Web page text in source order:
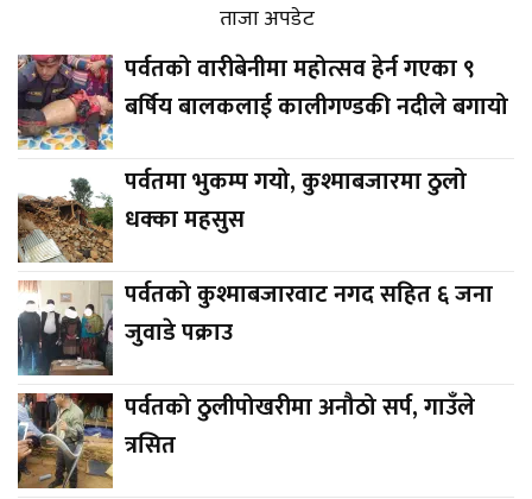
ताजा अपडेट
पर्वतको वारीबेनीमा महोत्सव हेर्न गएका ९
बर्षिय बालकलाई कालीगण्डकी नदीले बगायो
पर्वतमा भुकम्प गयो, कुश्माबजारमा ठुलो
धक्का महसुस
पर्वतको कुश्माबजारवाट नगद सहित ६ जना
जुवाडे पक्राउ
पर्वतको ठुलीपोखरीमा अनौठो सर्प, गाउँले
त्रसित